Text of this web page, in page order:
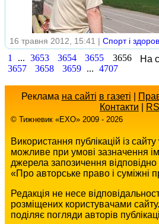
16 травня 2012, 15:41 | Спорт і
На
1 ... 3653 3654 3655
3656
3657
3658 3659 ... 4707
Реклама на сайті в газеті
Контакти
© Тижневик «EХO» 2009 - 2026
Використання публікацій із
можливе при умові зазначення
джерела запозичення
«Про авторське право і суміжні
Редакція не несе
розміщених користувачами
поділяє погляди авторів